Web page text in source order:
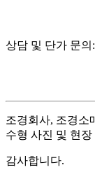
상담 및 단가 문의: ​
조경회사, 조경소
수형 사진 및 현
감사합니다.